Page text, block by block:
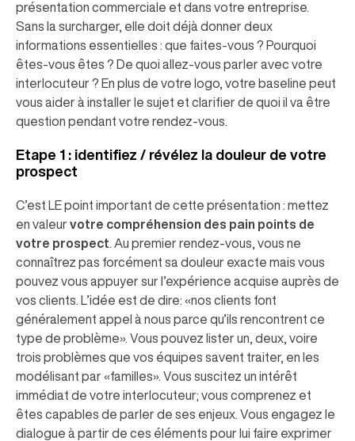
présentation commerciale et dans votre entreprise.
Sans la surcharger, elle doit déjà donner deux
informations essentielles : que faites-vous ? Pourquoi
êtes-vous êtes ? De quoi allez-vous parler avec votre
interlocuteur ? En plus de votre logo, votre baseline peut
vous aider à installer le sujet et clarifier de quoi il va être
question pendant votre rendez-vous.
Etape 1 : identifiez / révélez la douleur de votre
prospect
C’est LE point important de cette présentation : mettez
en valeur votre compréhension des pain points de
votre prospect. Au premier rendez-vous, vous ne
connaîtrez pas forcément sa douleur exacte mais vous
pouvez vous appuyer sur l’expérience acquise auprès de
vos clients. L’idée est de dire: «nos clients font
généralement appel à nous parce qu’ils rencontrent ce
type de problème». Vous pouvez lister un, deux, voire
trois problèmes que vos équipes savent traiter, en les
modélisant par «familles». Vous suscitez un intérêt
immédiat de votre interlocuteur; vous comprenez et
êtes capables de parler de ses enjeux. Vous engagez le
dialogue à partir de ces éléments pour lui faire exprimer